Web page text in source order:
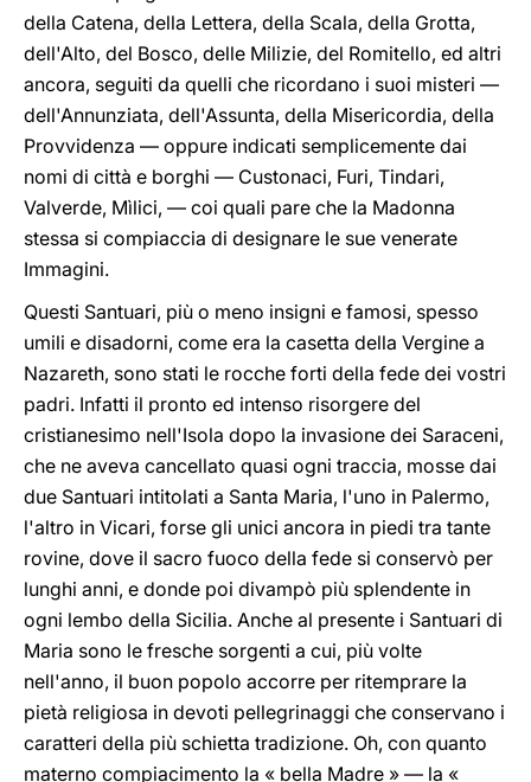
della Catena, della Lettera, della Scala, della Grotta,
dell'Alto, del Bosco, delle Milizie, del Romitello, ed altri
ancora, seguiti da quelli che ricordano i suoi misteri —
dell'Annunziata, dell'Assunta, della Misericordia, della
Provvidenza — oppure indicati semplicemente dai
nomi di città e borghi — Custonaci, Furi, Tindari,
Valverde, Mìlici, — coi quali pare che la Madonna
stessa si compiaccia di designare le sue venerate
Immagini.
Questi Santuari, più o meno insigni e famosi, spesso
umili e disadorni, come era la casetta della Vergine a
Nazareth, sono stati le rocche forti della fede dei vostri
padri. Infatti il pronto ed intenso risorgere del
cristianesimo nell'Isola dopo la invasione dei Saraceni,
che ne aveva cancellato quasi ogni traccia, mosse dai
due Santuari intitolati a Santa Maria, l'uno in Palermo,
l'altro in Vicari, forse gli unici ancora in piedi tra tante
rovine, dove il sacro fuoco della fede si conservò per
lunghi anni, e donde poi divampò più splendente in
ogni lembo della Sicilia. Anche al presente i Santuari di
Maria sono le fresche sorgenti a cui, più volte
nell'anno, il buon popolo accorre per ritemprare la
pietà religiosa in devoti pellegrinaggi che conservano i
caratteri della più schietta tradizione. Oh, con quanto
materno compiacimento la « bella Madre » — la «